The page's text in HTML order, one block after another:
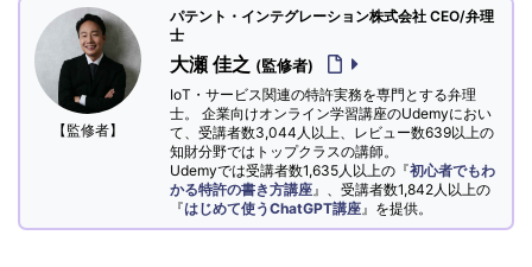
【監修者】
パテント・インテグレーション株式会社 CEO/弁理
士
大瀬 佳之 (監修者)
IoT・サービス関連の特許実務を専門とする弁理
士。 企業向けオンライン学習講座のUdemyにおい
て、受講者数3,044人以上、レビュー数639以上の
知財分野ではトップクラスの講師。
Udemyでは受講者数1,635人以上の『初心者でもわ
かる特許の書き方講座 』、受講者数1,842人以上の
『はじめて使うChatGPT講座 』を提供。